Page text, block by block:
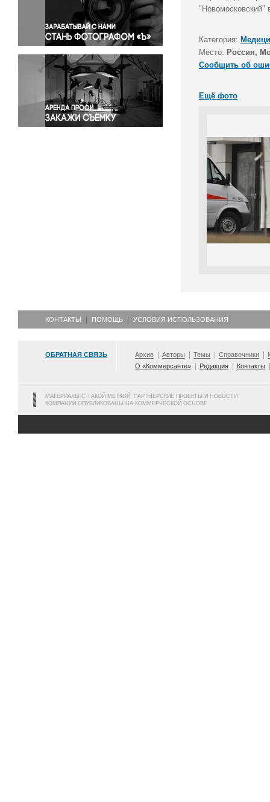
Правосудие
Происшествия и конфликты
Религия
Светская жизнь
Спорт
Экология
Экономика и бизнес
"Новомосковский"
Категория:
Место: Россия,
Сообщить об
Ещё фото
КОНТАКТЫ ПОМОЩЬ УСЛОВИЯ ИСПОЛЬЗОВАНИЯ
ОБРАТНАЯ СВЯЗЬ Архив Авторы Темы Справочники
О «Коммерсанте»
Редакция Контакты
МАТЕРИАЛЫ С ТАКОЙ МЕТКОЙ, ПАРТНЕРСКИЕ ПРОЕКТЫ И НОВОСТИ
КОМПАНИЙ ОПУБЛИКОВАНЫ НА КОММЕРЧЕСКОЙ ОСНОВЕ